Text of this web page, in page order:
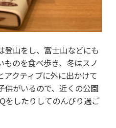
山をし、富士山などにも
のを食べ歩き、冬はスノ
アクティブに外に出かけて
供がいるので、近くの公園
をしたりしてのんびり過ご